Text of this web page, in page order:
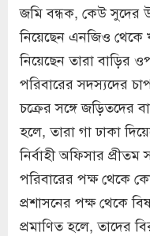
জমি বন্ধক, কেউ সুদের
নিয়েছেন এনজিও
নিয়েছেন তারা বাড়ির
পরিবারের সদস্যদের
চক্রের সঙ্গে জড়িতদের
হলে, তারা গা ঢাকা
নির্বাহী অফিসার
পরিবারের পক্ষ থেকে
প্রশাসনের পক্ষ থেকে
প্রমাণিত হলে, তাদের